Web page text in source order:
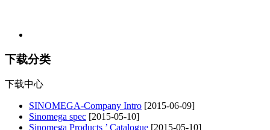
下载分类
下载中心
SINOMEGA-Company Intro [2015-06-09]
Sinomega spec [2015-05-10]
Sinomega Products ’ Catalogue [2015-05-10]